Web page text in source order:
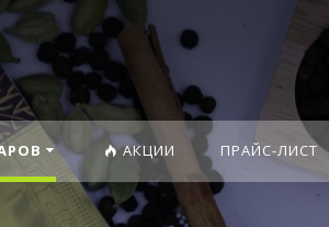
АКЦИИ ПРАЙС-ЛИСТ